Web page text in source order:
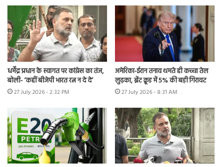
धर्मेंद्र प्रधान के स्वागत पर कांग्रेस का तंज,
बोली- ‘कहीं बीजेपी भारत रत्न न दे दे’
27 July 2026 - 2:32 PM
अमेरिका-ईरान तनाव थमते ही कच्चा तेल
लुढ़का, ब्रेंट क्रूड में 5% की बड़ी गिरावट
27 July 2026 - 8:31 AM